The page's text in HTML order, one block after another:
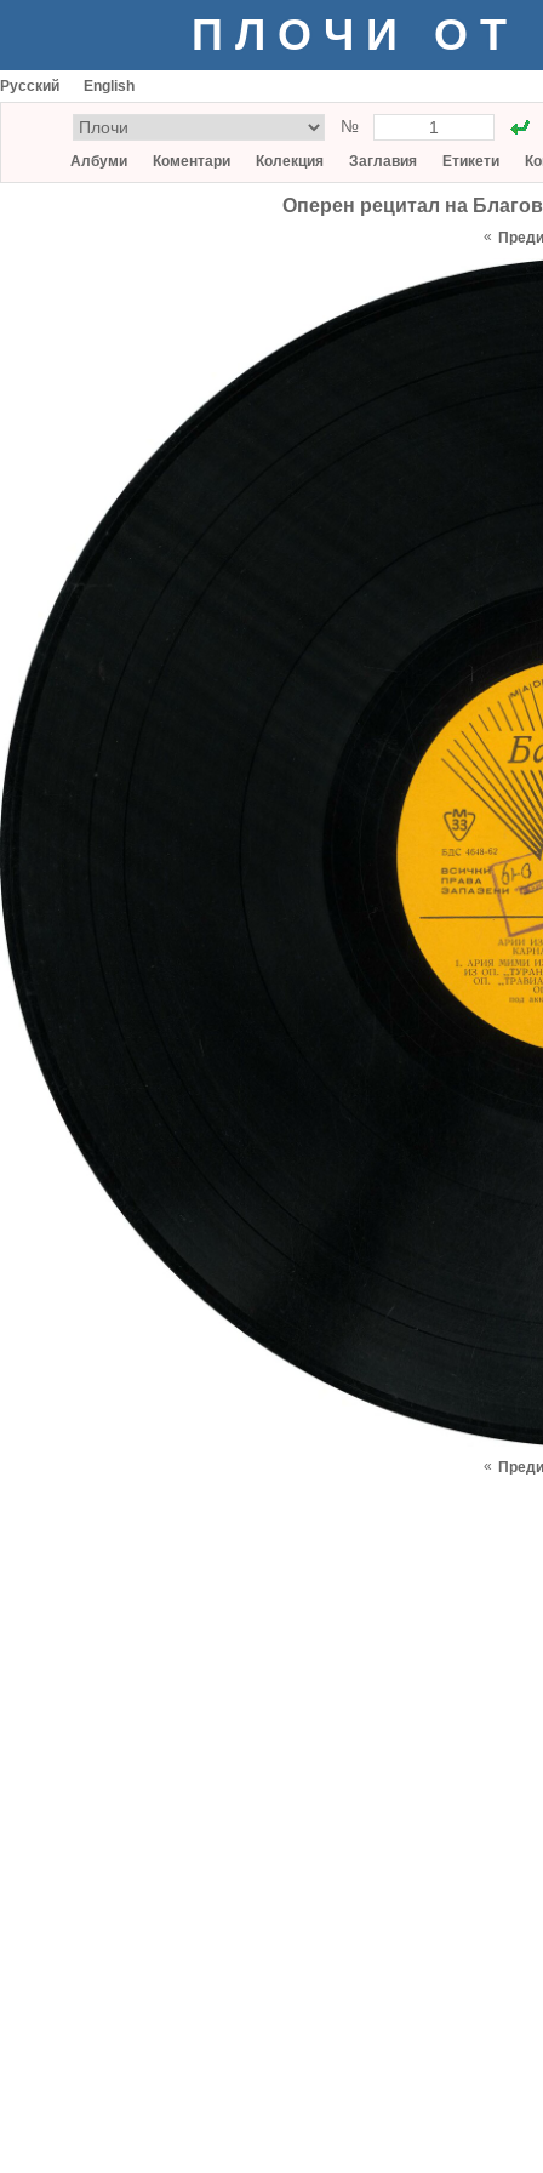
ПЛОЧИ ОТ
Русский English
№
Албуми Коментари Колекция Заглавия Етикети
Оперен рецитал на
«
«